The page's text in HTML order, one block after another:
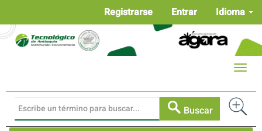
Contenido
principal
Idioma
Registrarse Entrar
Buscar
Toggle